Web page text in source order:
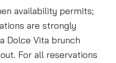
availability permits;
are strongly
Dolce Vita brunch
For all reservations